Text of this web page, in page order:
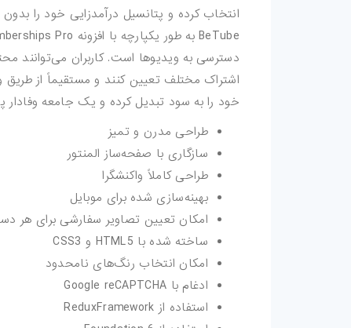
اسکریپت-php
اپلیکیشن
بازی-HTML
ترفند-پریمیر
ترفند-ایلوستریتور
انتخاب کرده و پتانسیل درآمدزایی خود را
دسترسی به ویدیوها است. کاربران می‌توانند
اشتراک مختلف تعیین کنند و مستقیماً از
خود را به سود تبدیل کرده و یک جامعه وفادار
طراحی مدرن و تمیز
سازگاری با صفحه‌ساز المنتور
طراحی کاملاً واکنشگرا
بهینه‌سازی شده برای موبایل
امکان تعیین تصاویر سفارشی برای هر
ساخته شده با HTML5 و CSS3
امکان انتخاب رنگ‌های نامحدود
ادغام با Google reCAPTCHA
استفاده از ReduxFramework